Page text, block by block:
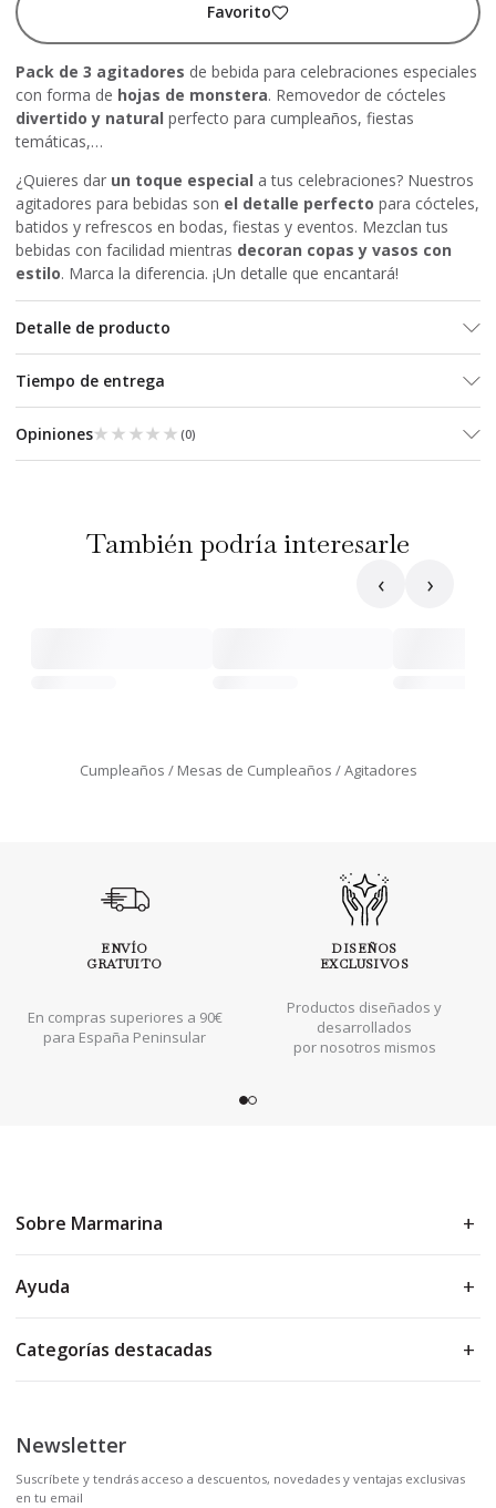
Favorito
Pack de 3 agitadores de bebida para celebraciones especiales
con forma de hojas de monstera. Removedor de cócteles
divertido y natural perfecto para cumpleaños, fiestas
temáticas,…
¿Quieres dar un toque especial a tus celebraciones? Nuestros
agitadores para bebidas son el detalle perfecto para cócteles,
batidos y refrescos en bodas, fiestas y eventos. Mezclan tus
bebidas con facilidad mientras decoran copas y vasos con
estilo. Marca la diferencia. ¡Un detalle que encantará!
Detalle de producto
Tiempo de entrega
Opiniones★★★★★
★★★★★ (0)
También podría interesarle
‹ ›
Cumpleaños Mesas de Cumpleaños Agitadores
ENVÍO
GRATUITO
En compras superiores a 90€
para España Peninsular
DISEÑOS
EXCLUSIVOS
Productos diseñados y
desarrollados
por nosotros mismos
Sobre Marmarina
Ayuda
Categorías destacadas
Newsletter
Suscríbete y tendrás acceso a descuentos, novedades y ventajas exclusivas
en tu email